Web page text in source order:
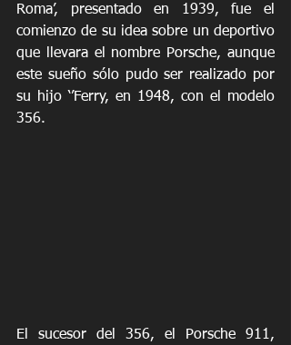
Roma’, presentado en 1939, fue el
comienzo de su idea sobre un deportivo
que llevara el nombre Porsche, aunque
este sueño sólo pudo ser realizado por
su hijo ‘’Ferry, en 1948, con el modelo
356.
El sucesor del 356, el Porsche 911,